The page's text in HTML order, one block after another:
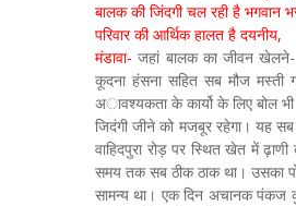
बालक की जिंदगी चल रही है भगवान
परिवार की आर्थिक हालत है दयनीय,
मंडावा-जहां बालक का जीवन खेलने-
कूदना हंसना सहित सब मौज
अावश्यकता के कार्यो के लिए बोल
जिदंगी जीने को मजबूर रहेगा। यह
वाहिदपुरा रोड़ पर स्थित खेत में
समय तक सब ठीक ठाक था। उसका
सामन्य था। एक दिन अचानक पंकज